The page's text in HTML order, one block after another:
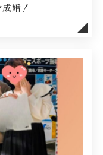
婚！